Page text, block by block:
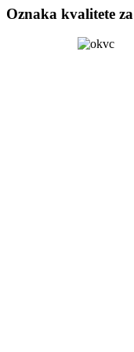
Oznaka kvalitete